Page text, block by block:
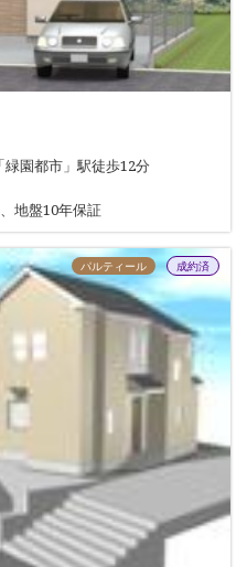
園都市」駅徒歩12分
地盤10年保証
パルティール 成約済